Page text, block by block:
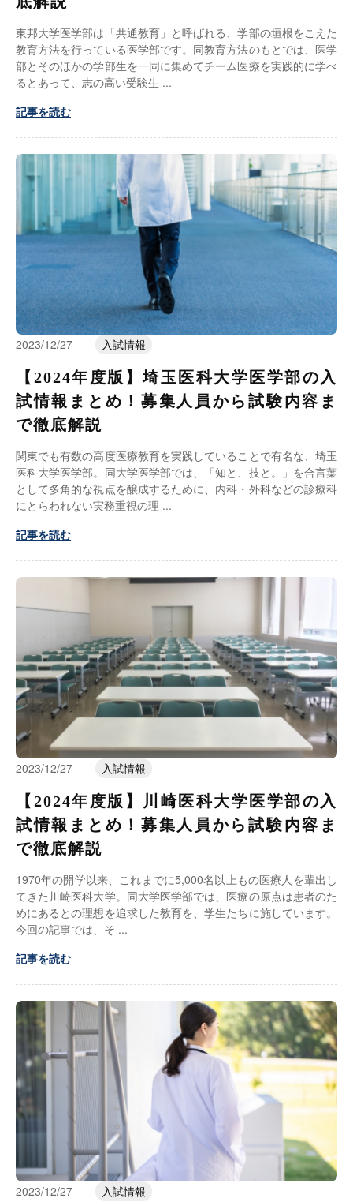
東邦大学医学部は「共通教育」と呼ばれる、学部の垣根をこえた
教育方法を行っている医学部です。同教育方法のもとでは、医学
部とそのほかの学部生を一同に集めてチーム医療を実践的に学べ
るとあって、志の高い受験生
記事を読む
2023/12/27 入試情報
【2024年度版】埼玉医科大学医学部の入
試情報まとめ！募集人員から試験内容ま
で徹底解説
関東でも有数の高度医療教育を実践していることで有名な、埼玉
医科大学医学部。同大学医学部では、「知と、技と。」を合言葉
として多角的な視点を醸成するために、内科・外科などの診療科
にとらわれない実務重視の理
記事を読む
2023/12/27 入試情報
【2024年度版】川崎医科大学医学部の入
試情報まとめ！募集人員から試験内容ま
で徹底解説
1970年の開学以来、これまでに5,000名以上もの医療人を輩出し
てきた川崎医科大学。同大学医学部では、医療の原点は患者のた
めにあるとの理想を追求した教育を、学生たちに施しています。
今回の記事では、そ
記事を読む
2023/12/27 入試情報